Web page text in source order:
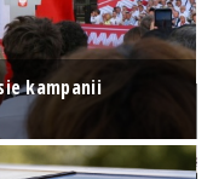
kampanii